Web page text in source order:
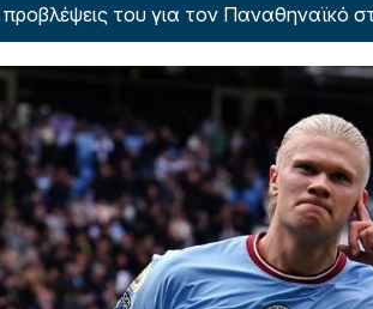
του για τον Παναθηναϊκό